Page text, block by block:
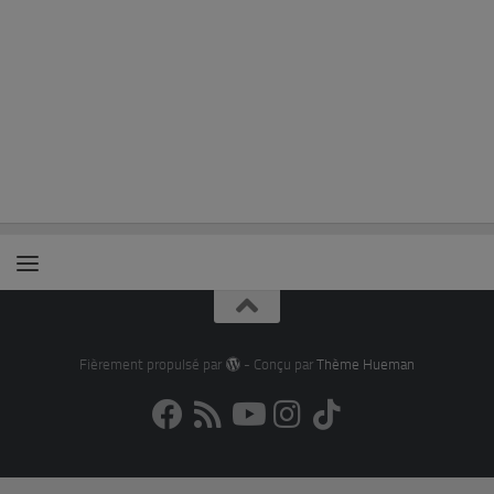
Fièrement propulsé par - Conçu par Thème Hueman